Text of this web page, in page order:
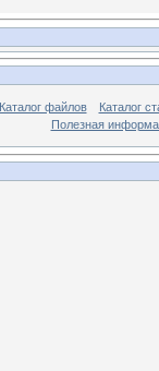
Каталог файлов
Каталог
Полезная